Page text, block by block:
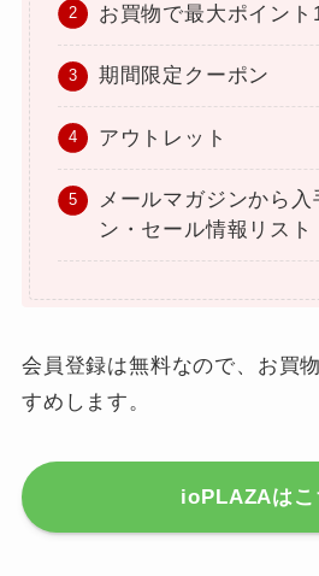
お買物で最大ポイント
期間限定クーポン
アウトレット
メールマガジンから
ン・セール情報リスト
会員登録は無料なので、お買
すめします。
ioPLAZAはこ